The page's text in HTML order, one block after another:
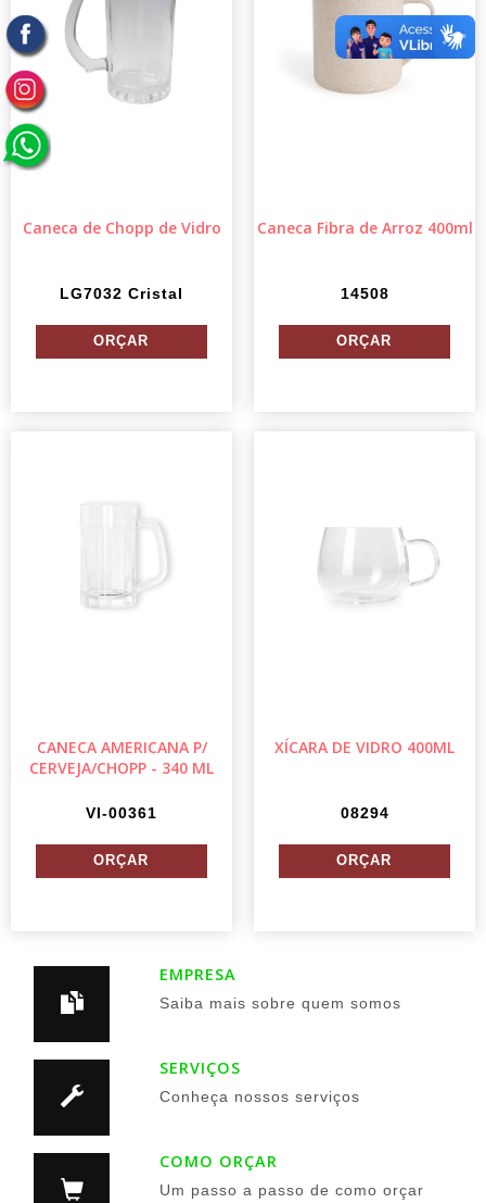
Caneca de Chopp de Vidro
LG7032 Cristal
Caneca Fibra de Arroz 400ml
14508
CANECA AMERICANA P/
CERVEJA/CHOPP - 340 ML
VI-00361
XÍCARA DE VIDRO 400ML
08294
EMPRESA
Saiba mais sobre quem somos
SERVIÇOS
Conheça nossos serviços
COMO ORÇAR
Um passo a passo de como orçar